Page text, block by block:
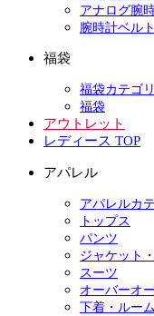
アナログ腕
腕時計ベル
福袋
福袋カテゴ
福袋
アウトレット
レディース TOP
アパレル
アパレルカ
トップス
パンツ
ジャケット
スーツ
オーバーオ
下着・ルー